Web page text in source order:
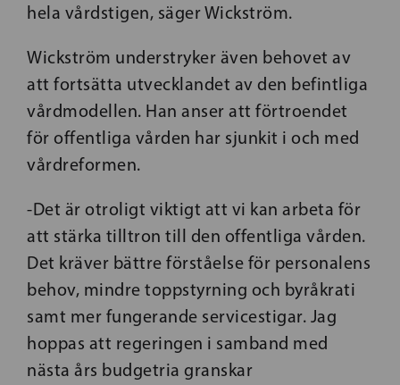
hela vårdstigen, säger Wickström.
Wickström understryker även behovet av
att fortsätta utvecklandet av den befintliga
vårdmodellen. Han anser att förtroendet
för offentliga vården har sjunkit i och med
vårdreformen.
-Det är otroligt viktigt att vi kan arbeta för
att stärka tilltron till den offentliga vården.
Det kräver bättre förståelse för personalens
behov, mindre toppstyrning och byråkrati
samt mer fungerande servicestigar. Jag
hoppas att regeringen i samband med
nästa års budgetria granskar